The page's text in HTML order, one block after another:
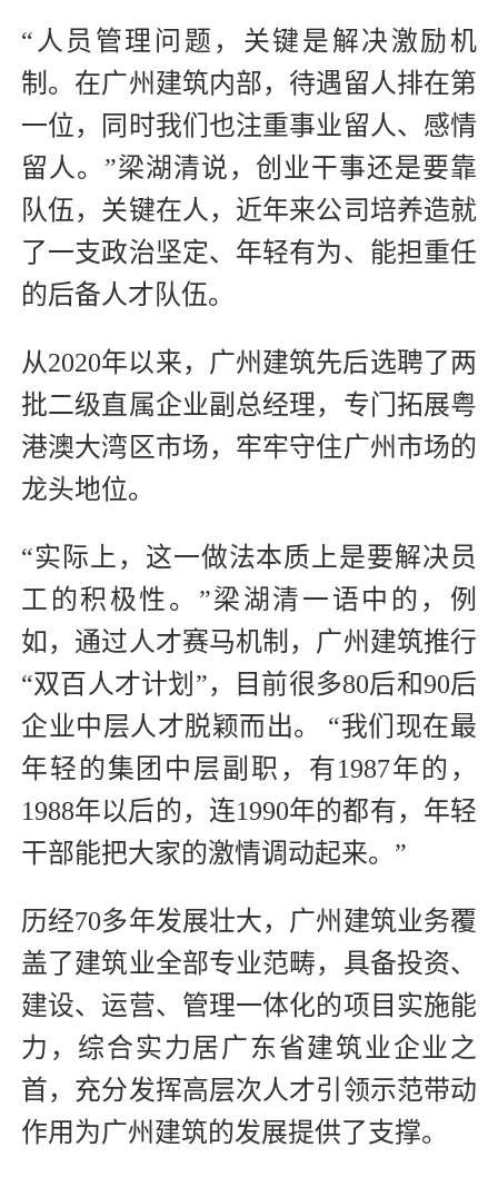
“人员管理问题，关键是解决激励机
制。在广州建筑内部，待遇留人排在第
一位，同时我们也注重事业留人、感情
留人。”梁湖清说，创业干事还是要靠
队伍，关键在人，近年来公司培养造就
了一支政治坚定、年轻有为、能担重任
的后备人才队伍。
从2020年以来，广州建筑先后选聘了两
批二级直属企业副总经理，专门拓展粤
港澳大湾区市场，牢牢守住广州市场的
龙头地位。
“实际上，这一做法本质上是要解决员
工的积极性。”梁湖清一语中的，例
如，通过人才赛马机制，广州建筑推行
“双百人才计划”，目前很多80后和90后
企业中层人才脱颖而出。 “我们现在最
年轻的集团中层副职，有1987年的，
1988年以后的，连1990年的都有，年轻
干部能把大家的激情调动起来。”
历经70多年发展壮大，广州建筑业务覆
盖了建筑业全部专业范畴，具备投资、
建设、运营、管理一体化的项目实施能
力，综合实力居广东省建筑业企业之
首，充分发挥高层次人才引领示范带动
作用为广州建筑的发展提供了支撑。